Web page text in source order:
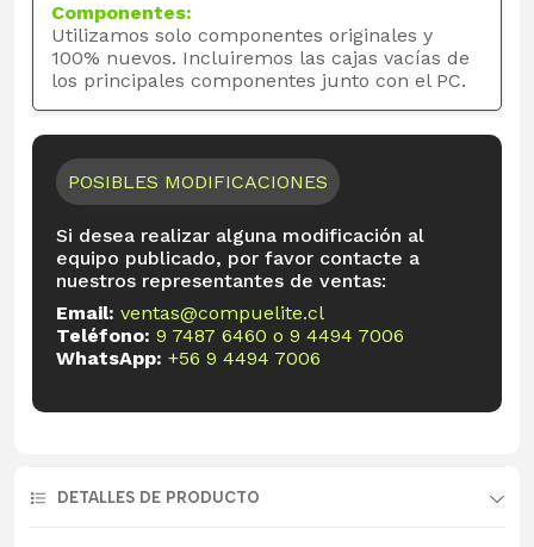
Componentes:
Utilizamos solo componentes originales y
100% nuevos. Incluiremos las cajas vacías de
los principales componentes junto con el PC.
POSIBLES MODIFICACIONES
Si desea realizar alguna modificación al
equipo publicado, por favor contacte a
nuestros representantes de ventas:
Email: ventas@compuelite.cl
Teléfono: 9 7487 6460 o 9 4494 7006
WhatsApp: +56 9 4494 7006
DETALLES DE PRODUCTO